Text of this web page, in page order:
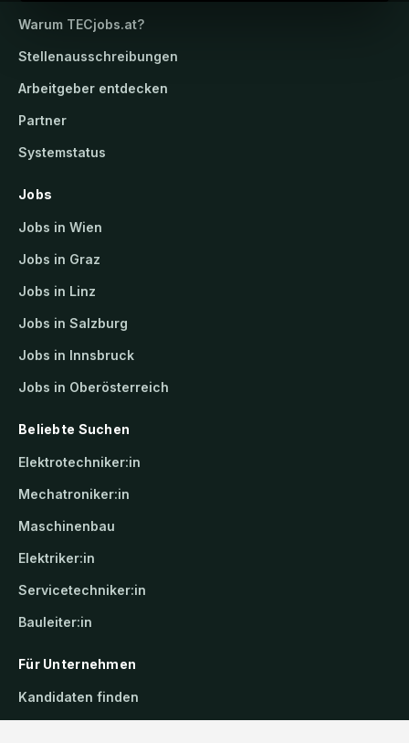
Warum TECjobs.at?
Stellenausschreibungen
Arbeitgeber entdecken
Partner
Systemstatus
Jobs
Jobs in Wien
Jobs in Graz
Jobs in Linz
Jobs in Salzburg
Jobs in Innsbruck
Jobs in Oberösterreich
Beliebte Suchen
Elektrotechniker:in
Mechatroniker:in
Maschinenbau
Elektriker:in
Servicetechniker:in
Bauleiter:in
Für Unternehmen
Kandidaten finden